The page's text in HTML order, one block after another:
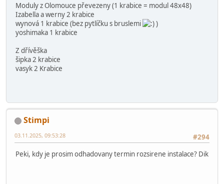
Moduly z Olomouce převezeny (1 krabice = modul 48x48)
Izabella a werny 2 krabice
wynová 1 krabice (bez pytlíčku s bruslemi
)
yoshimaka 1 krabice
Z dřívěška
šipka 2 krabice
vasyk 2 Krabice
Stimpi
#294
03.11.2025, 09:53:28
Peki, kdy je prosim odhadovany termin rozsirene instalace? Dik